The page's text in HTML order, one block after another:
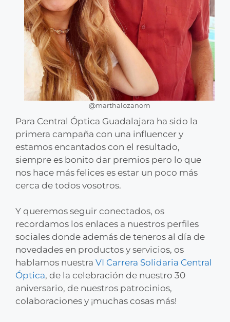
@marthalozanom
Para Central Óptica Guadalajara ha sido la
primera campaña con una influencer y
estamos encantados con el resultado,
siempre es bonito dar premios pero lo que
nos hace más felices es estar un poco más
cerca de todos vosotros.
Y queremos seguir conectados, os
recordamos los enlaces a nuestros perfiles
sociales donde además de teneros al día de
novedades en productos y servicios, os
hablamos nuestra VI Carrera Solidaria Central
Óptica, de la celebración de nuestro 30
aniversario, de nuestros patrocinios,
colaboraciones y ¡muchas cosas más!